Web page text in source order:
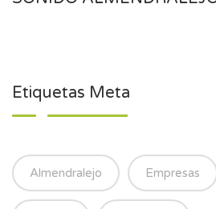
Etiquetas Meta
Almendralejo Empresas